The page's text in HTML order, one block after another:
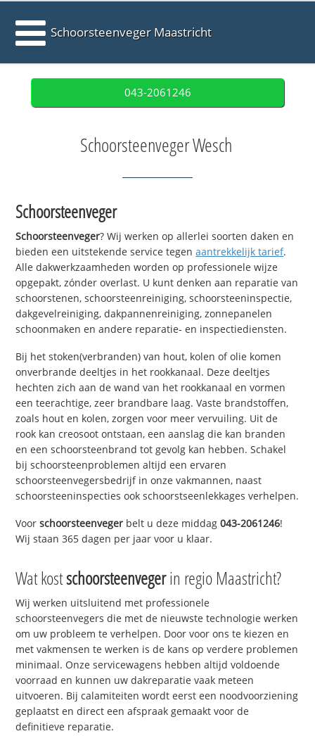
Schoorsteenveger Maastricht
043-2061246
Schoorsteenveger Wesch
Schoorsteenveger
Schoorsteenveger? Wij werken op allerlei soorten daken en
bieden een uitstekende service tegenaantrekkelijk tarief.
Alle dakwerkzaamheden worden op professionele wijze
opgepakt, zónder overlast. U kunt denken aan reparatie van
schoorstenen, schoorsteenreiniging, schoorsteeninspectie,
dakgevelreiniging, dakpannenreiniging, zonnepanelen
schoonmaken en andere reparatie- en inspectiediensten.
Bij het stoken(verbranden) van hout, kolen of olie komen
onverbrande deeltjes in het rookkanaal. Deze deeltjes
hechten zich aan de wand van het rookkanaal en vormen
een teerachtige, zeer brandbare laag. Vaste brandstoffen,
zoals hout en kolen, zorgen voor meer vervuiling. Uit de
rook kan creosoot ontstaan, een aanslag die kan branden
en een schoorsteenbrand tot gevolg kan hebben. Schakel
bij schoorsteenproblemen altijd een ervaren
schoorsteenvegersbedrijf in onze vakmannen, naast
schoorsteeninspecties ook schoorstseenlekkages verhelpen.
Voorschoorsteenveger belt u deze middag043-2061246!
Wij staan 365 dagen per jaar voor u klaar.
Wat kostschoorsteenvegerin regio Maastricht?
Wij werken uitsluitend met professionele
schoorsteenvegers die met de nieuwste technologie werken
om uw probleem te verhelpen. Door voor ons te kiezen en
met vakmensen te werken is de kans op verdere problemen
minimaal. Onze servicewagens hebben altijd voldoende
voorraad en kunnen uw dakreparatie vaak meteen
uitvoeren. Bij calamiteiten wordt eerst een noodvoorziening
geplaatst en direct een afspraak gemaakt voor de
definitieve reparatie.